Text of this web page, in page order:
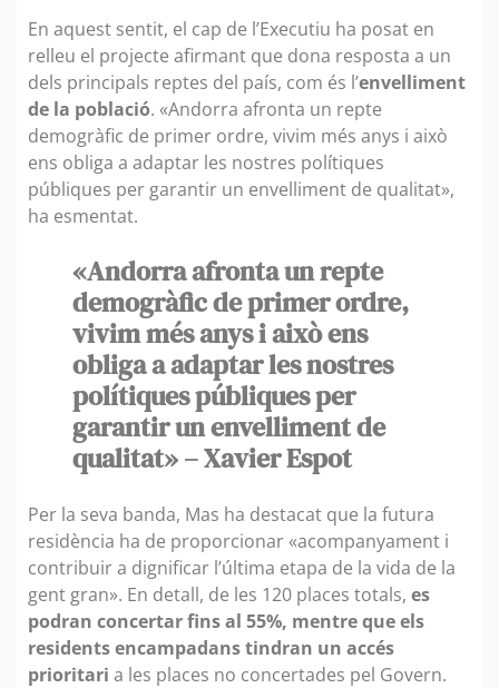
En aquest sentit, el cap de l’Executiu ha posat en
relleu el projecte afirmant que dona resposta a un
dels principals reptes del país, com és l’envelliment
de la població. «Andorra afronta un repte
demogràfic de primer ordre, vivim més anys i això
ens obliga a adaptar les nostres polítiques
públiques per garantir un envelliment de qualitat»,
ha esmentat.
«Andorra afronta un repte
demogràfic de primer ordre,
vivim més anys i això ens
obliga a adaptar les nostres
polítiques públiques per
garantir un envelliment de
qualitat» – Xavier Espot
Per la seva banda, Mas ha destacat que la futura
residència ha de proporcionar «acompanyament i
contribuir a dignificar l’última etapa de la vida de la
gent gran». En detall, de les 120 places totals, es
podran concertar fins al 55%, mentre que els
residents encampadans tindran un accés
prioritari a les places no concertades pel Govern.